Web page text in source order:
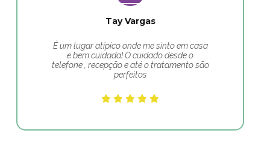
Tay Vargas
É um lugar atípico onde me sinto em casa
e bem cuidada! O cuidado desde o
telefone , recepção e até o tratamento são
perfeitos